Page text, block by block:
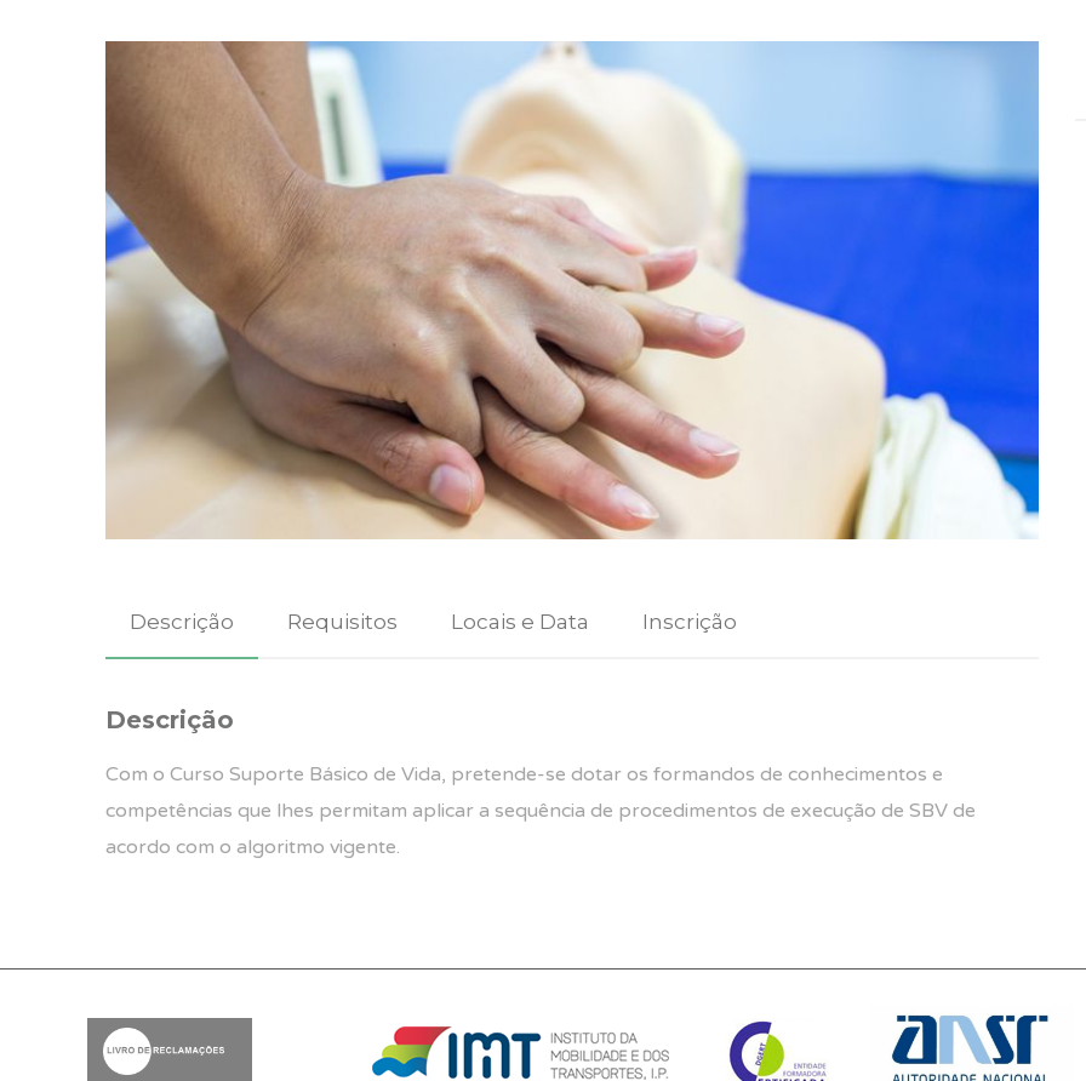
Descrição Requisitos Locais e Data Inscrição
Descrição
Com o Curso Suporte Básico de Vida, pretende-se dotar os formandos de conhecimentos e
competências que lhes permitam aplicar a sequência de procedimentos de execução de SBV de
acordo com o algoritmo vigente.